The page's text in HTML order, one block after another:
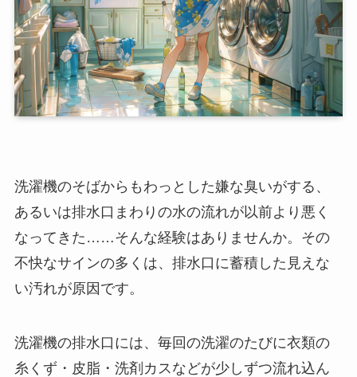
洗濯機のそばからもわっとした嫌な臭いがする、
あるいは排水口まわりの水の流れが以前より悪く
なってきた……そんな経験はありませんか。その
不快なサインの多くは、排水口に蓄積した見えな
い汚れが原因です。
洗濯機の排水口には、毎回の洗濯のたびに衣類の
糸くず・皮脂・洗剤カスなどが少しずつ流れ込ん